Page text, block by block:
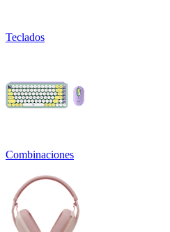
Teclados
Combinaciones